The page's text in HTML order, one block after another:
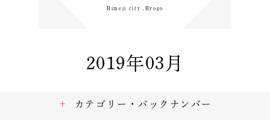
Himeji city ,Hyogo
2019年03月
カテゴリー・バックナンバー